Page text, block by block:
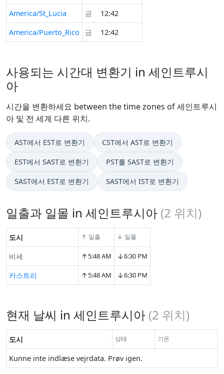
America/St_Lucia
금
12:42
America/Puerto_Rico
금 12:42
사용되는 시간대 변환기 in 세인트루시
아
시간을 변환하세요 between the time zones of 세인트루시
아 및 전 세계 다른 위치.
AST에서 EST로 변환기 CST에서 AST로 변환기
EST에서 SAST로 변환기 PST를 SAST로 변환기
SAST에서 EST로 변환기 SAST에서 IST로 변환기
일출과 일몰 in 세인트루시아 (2 위치)
도시 ↑ 일출 ↓ 일몰
비세 ↑5:48 AM ↓6:30 PM
카스트리 ↑5:48 AM ↓6:30 PM
현재 날씨 in 세인트루시아 (2 위치)
도시 상태 기온
Kunne inte indlæse vejrdata. Prøv igen.